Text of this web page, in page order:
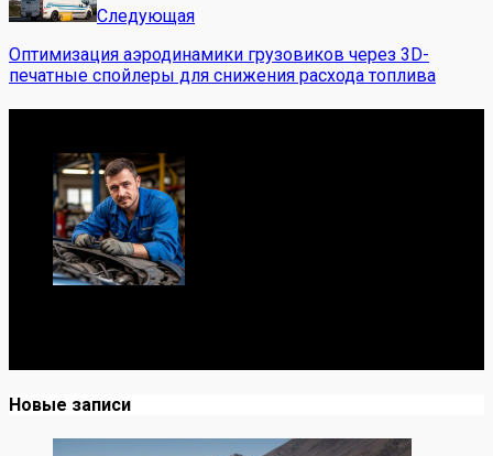
Следующая
Оптимизация аэродинамики грузовиков через 3D-
печатные спойлеры для снижения расхода топлива
Новые записи